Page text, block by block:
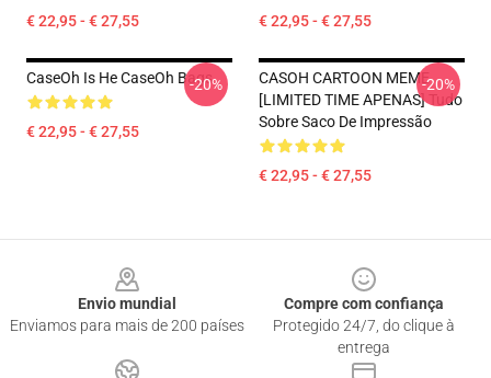
€ 22,95 - € 27,55 € 22,95 - € 27,55
CaseOh Is He CaseOh Bags
€ 22,95 - € 27,55
-20%
CASOH CARTOON MEME
[LIMITED TIME APENAS] Tudo
Sobre Saco De Impressão
€ 22,95 - € 27,55
-20%
Envio mundial
Enviamos para mais de 200 países
Compre com confiança
Protegido 24/7, do clique à
entrega